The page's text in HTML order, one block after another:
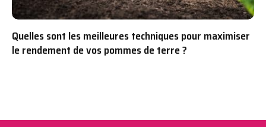
Quelles sont les meilleures techniques pour maximiser
le rendement de vos pommes de terre ?